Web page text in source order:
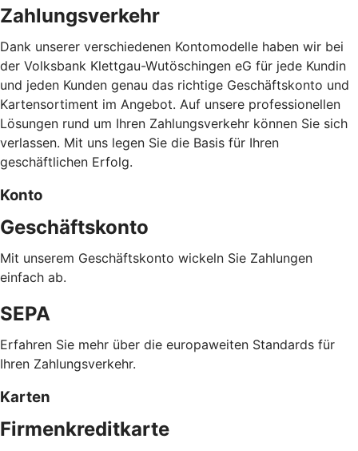
Zahlungsverkehr
Dank unserer verschiedenen Kontomodelle haben wir bei
der Volksbank Klettgau-Wutöschingen eG für jede Kundin
und jeden Kunden genau das richtige Geschäftskonto und
Kartensortiment im Angebot. Auf unsere professionellen
Lösungen rund um Ihren Zahlungsverkehr können Sie sich
verlassen. Mit uns legen Sie die Basis für Ihren
geschäftlichen Erfolg.
Konto
Geschäftskonto
Mit unserem Geschäftskonto wickeln Sie Zahlungen
einfach ab.
SEPA
Erfahren Sie mehr über die europaweiten Standards für
Ihren Zahlungsverkehr.
Karten
Firmenkreditkarte